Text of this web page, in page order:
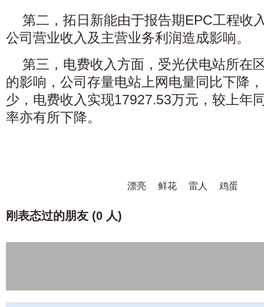
第二，拓日新能由于报告期EPC工程收
公司营业收入及主营业务利润造成影响。
第三，电费收入方面，受光伏电站所在
的影响，公司存量电站上网电量同比下降
少，电费收入实现17927.53万元，较上年
率亦有所下降。
漂亮 鲜花 雷人 鸡蛋
刚表态过的朋友 (0 人)